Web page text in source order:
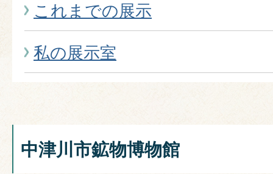
これまでの展示
私の展示室
中津川市鉱物博物館